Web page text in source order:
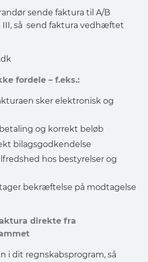
sende faktura til A/B
III, så send faktura vedhæftet
fordele – f.eks.:
sker elektronisk og
og korrekt beløb
bilagsgodkendelse
hos bestyrelser og
bekræftelse på modtagelse
direkte fra
i dit regnskabsprogram, så